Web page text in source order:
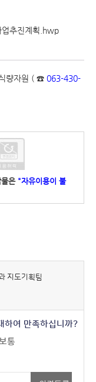
업추진계획.hwp
량자원 ( ☎ 063-430-
은 "자유이용이 불
지도기획팀
하여 만족하십니까?
통